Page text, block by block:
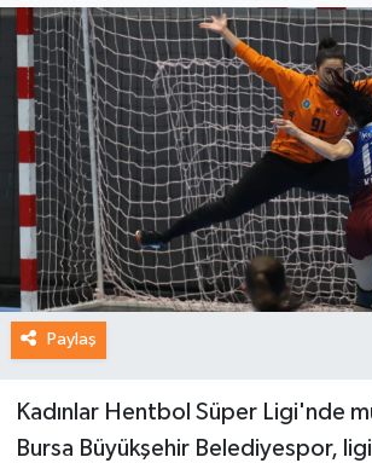
Paylaş
Kadınlar Hentbol Süper Ligi'nde
Bursa Büyükşehir Belediyespor,